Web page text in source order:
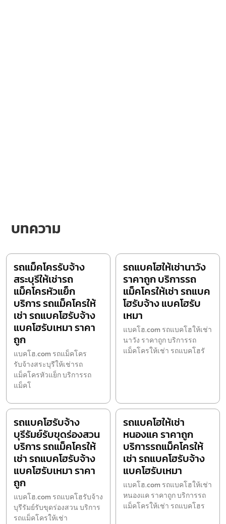
บทความ
รถแม็คโครรับจ้าง
สระบุรีให้เช่ารถ
แม็คโครหัวแย็ก
บริการ รถแม็คโครให้
เช่า รถแบคโฮรับจ้าง
แบคโฮรับเหมา ราคา
ถูก
แบคโฮ.com รถแม็คโคร
รับจ้างสระบุรีให้เช่ารถ
แม็คโครหัวแย็ก บริการรถ
แม็คโ
รถแบคโฮให้เช่านาวัง
ราคาถูก บริการรถ
แม็คโครให้เช่า รถแบค
โฮรับจ้าง แบคโฮรับ
เหมา
แบคโฮ.com รถแบคโฮให้เช่า
นาวัง ราคาถูก บริการรถ
แม็คโครให้เช่า รถแบคโฮรั
รถแบคโฮรับจ้าง
บุรีรัมย์รับขุดร่องสวน
บริการ รถแม็คโครให้
เช่า รถแบคโฮรับจ้าง
แบคโฮรับเหมา ราคา
ถูก
แบคโฮ.com รถแบคโฮรับจ้าง
บุรีรัมย์รับขุดร่องสวน บริการ
รถแม็คโครให้เช่า
รถแบคโฮให้เช่า
หนองแค ราคาถูก
บริการรถแม็คโครให้
เช่า รถแบคโฮรับจ้าง
แบคโฮรับเหมา
แบคโฮ.com รถแบคโฮให้เช่า
หนองแค ราคาถูก บริการรถ
แม็คโครให้เช่า รถแบคโฮร